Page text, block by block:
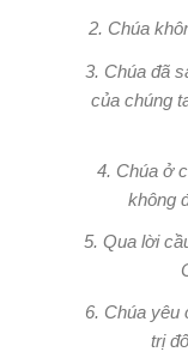
2. Chúa
3. Chúa đã
của chúng
4. Chúa ở
không
5. Qua lời
6. Chúa yêu
trị